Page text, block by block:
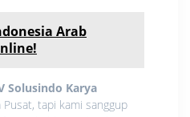
Arab
Solusindo Karya
Pusat, tapi kami sanggup